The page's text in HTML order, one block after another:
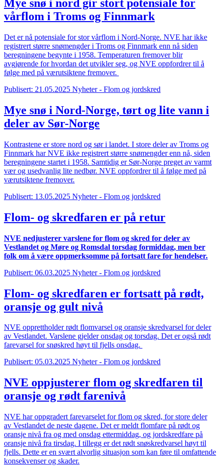
Mye snø i nord gir stort potensiale for
vårflom i Troms og Finnmark
Det er nå potensiale for stor vårflom i Nord-Norge. NVE har ikke
registrert større snømengder i Troms og Finnmark enn nå siden
beregningene begynte i 1958. Temperaturen fremover blir
avgjørende for hvordan det utvikler seg, og NVE oppfordrer til å
følge med på værutsiktene fremover.
Publisert: 21.05.2025 Nyheter - Flom og jordskred
Mye snø i Nord-Norge, tørt og lite vann i
deler av Sør-Norge
Kontrastene er store nord og sør i landet. I store deler av Troms og
Finnmark har NVE ikke registrert større snømengder enn nå, siden
beregningene startet i 1958. Samtidig er Sør-Norge preget av varmt
vær og usedvanlig lite nedbør. NVE oppfordrer til å følge med på
værutsiktene fremover.
Publisert: 13.05.2025 Nyheter - Flom og jordskred
Flom- og skredfaren er på retur
NVE nedjusterer varslene for flom og skred for deler av
Vestlandet og Møre og Romsdal torsdag formiddag, men ber
folk om å være oppmerksomme på fortsatt fare for hendelser.
Publisert: 06.03.2025 Nyheter - Flom og jordskred
Flom- og skredfaren er fortsatt på rødt,
oransje og gult nivå
NVE opprettholder rødt flomvarsel og oransje skredvarsel for deler
av Vestlandet. Varslene gjelder onsdag og torsdag. Det er også rødt
farevarsel for snøskred høyt til fjells onsdag.
Publisert: 05.03.2025 Nyheter - Flom og jordskred
NVE oppjusterer flom og skredfaren til
oransje og rødt farenivå
NVE har oppgradert farevarselet for flom og skred, for store deler
av Vestlandet de neste dagene. Det er meldt flomfare på rødt og
oransje nivå fra og med onsdag ettermiddag, og jordskredfare på
oransje nivå fra tirsdag. I tillegg er det rødt snøskredvarsel høyt til
fjells. Dette er en svært alvorlig situasjon som kan føre til omfattende
konsekvenser og skader.